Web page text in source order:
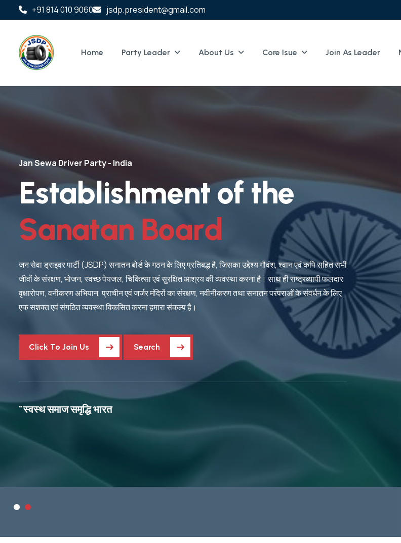
+91 814 010 9060 jsdp.president@gmail.com
Home Party Leader About Us Core Isue Join As Leader
Jan Sewa Driver Party - India
Establishmentof the
Sanatan Board
जन सेवा ड्राइवर पार्टी (JSDP) सनातन बोर्ड के गठन के लिए प्रतिबद्ध है, जिसका उद्देश्य गौवंश, श्वान एवं कपि सहित सभी
जीवों के संरक्षण, भोजन, स्वच्छ पेयजल, चिकित्सा एवं सुरक्षित आश्रय की व्यवस्था करना है। साथ ही राष्ट्रव्यापी फलदार
वृक्षारोपण, वनीकरण अभियान, प्राचीन एवं जर्जर मंदिरों का संरक्षण, नवीनीकरण तथा सनातन परंपराओं के संवर्धन के लिए
एक सशक्त एवं संगठित व्यवस्था विकसित करना हमारा संकल्प है।
Click To Join Us Search
"स्वस्थ समाज समृद्धि भारत